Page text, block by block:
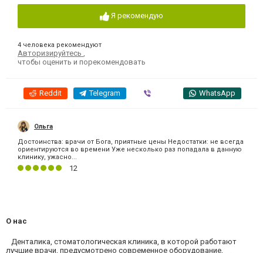
Я рекомендую
4 человека рекомендуют
Авторизируйтесь ,
чтобы оценить и порекомендовать
Reddit Telegram WhatsApp
Ольга
Достоинства: врачи от Бога, приятные цены Недостатки: не всегда
ориентируются во времени Уже несколько раз попадала в данную
клинику, ужасно...
12
О нас
Денталика, стоматологическая клиника, в которой работают
лучшие врачи, предусмотрено современное оборудование,